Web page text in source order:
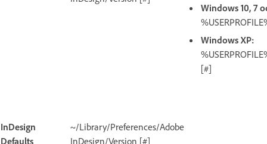
Windows 10, 7
Windows XP:
[#]
InDesign
Defaults
~/Library/Preferences/Adobe
InDesign/Version [#]